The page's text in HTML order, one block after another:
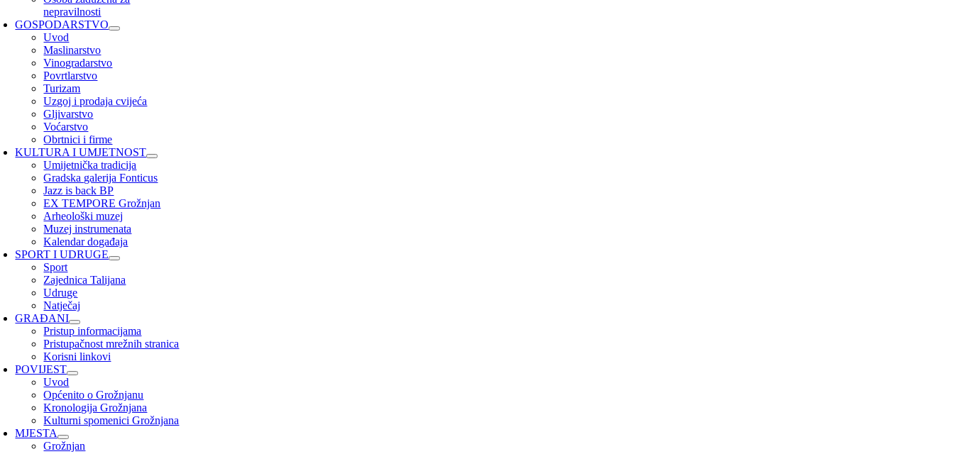
nepravilnosti
GOSPODARSTVO
Uvod
Maslinarstvo
Vinogradarstvo
Povrtlarstvo
Turizam
Uzgoj i prodaja cvijeća
Gljivarstvo
Voćarstvo
Obrtnici i firme
KULTURA I UMJETNOST
Umijetnička tradicija
Gradska galerija Fonticus
Jazz is back BP
EX TEMPORE Grožnjan
Arheološki muzej
Muzej instrumenata
Kalendar događaja
SPORT I UDRUGE
Sport
Zajednica Talijana
Udruge
Natječaj
GRAĐANI
Pristup informacijama
Pristupačnost mrežnih stranica
Korisni linkovi
POVIJEST
Uvod
Općenito o Grožnjanu
Kronologija Grožnjana
Kulturni spomenici Grožnjana
MJESTA
Grožnjan